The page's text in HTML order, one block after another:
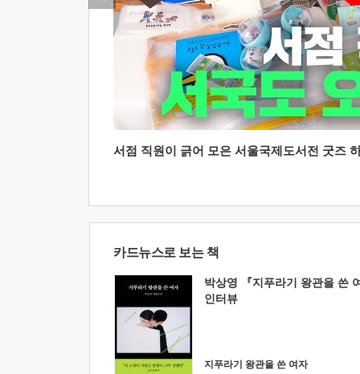
서점 직원이 긁어 모은 서울국제도서전 굿즈
카드뉴스로 보는 책
박상영 『지푸라기 왕관을 쓴
인터뷰
지푸라기 왕관을 쓴 여자